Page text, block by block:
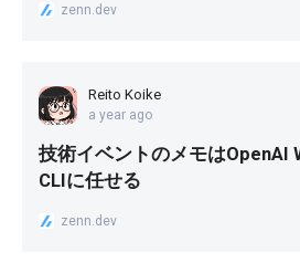
zenn.dev
Reito Koike
a year ago
技術イベントのメモはOpenAI
CLIに任せる
zenn.dev